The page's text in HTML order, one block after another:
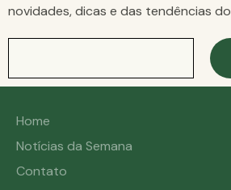
novidades, dicas e das tendências
Home
Notícias da Semana
Contato